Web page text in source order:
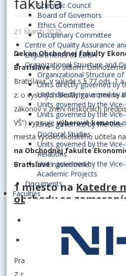
Scientific Council
Board of Governors
Ethics Committee
Disciplinary Committee
Centre of Quality Assurance
Departments of EUBA
Organizational Structure and
Organizational Structure
Units directly governed by
Units directly governed by
Units governed by the
Units governed by the
Units governed by the
Doctoral Studies
Units governed by the
Relations
Units governed by the
Academic Projects
Documents
Faculties
21 March 2025
Dekan Obchodnej fakulty
Bratislaveso sídlom:
Bratislava, v súlade s § 77 ods. 1
z. o vysokých školách a o zmene
zákonov v znení neskorších
VŠ“) vypisujevýberové konanie
miesta vysokoškolského učiteľa
na Obchodnej fakulte
Bratislavenasledovne:
1 miesto na Katedre
obchodu so
medzinárodného obchodu,
podnikania a fúzií a akvizícií.
Pracovná náplň: v súlade s § 75,